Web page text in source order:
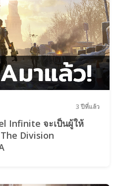
3 ปีที่แล้ว
Infinite จะเป็นผู้ให้
Division